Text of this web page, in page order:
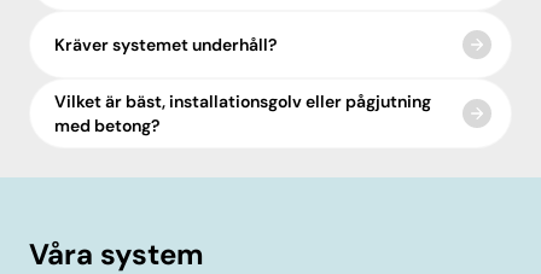
Kräver systemet underhåll?
Vilket är bäst, installationsgolv eller pågjutning
med betong?
Våra system